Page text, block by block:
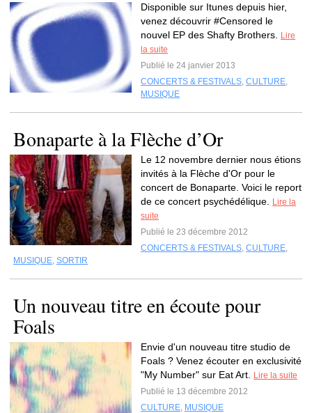
Disponible sur Itunes depuis hier,
venez découvrir #Censored le
nouvel EP des Shafty Brothers.
Lire
la suite
Publié le 24 janvier 2013
CONCERTS & FESTIVALS, CULTURE,
MUSIQUE
Bonaparte à la Flèche d’Or
Le 12 novembre dernier nous étions
invités à la Flèche d'Or pour le
concert de Bonaparte. Voici le report
de ce concert psychédélique.
Lire la
suite
Publié le 23 décembre 2012
CONCERTS & FESTIVALS, CULTURE,
MUSIQUE, SORTIR
Un nouveau titre en écoute pour
Foals
Envie d'un nouveau titre studio de
Foals ? Venez écouter en exclusivité
"My Number" sur Eat Art.
Lire la suite
Publié le 13 décembre 2012
CULTURE, MUSIQUE